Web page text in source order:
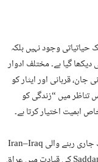
وجود نہیں بلکہ
گیا ہے۔ مختلف ادوار
جان، قربانی اور ایثار کو
تناظر میں “زندگی کو
اہمیت اختیار کرتا ہے۔
اس فلسفے کی ایک نمایاں مثال 1980 سے 1988 تک جاری رہنے والی Iran–Iraq